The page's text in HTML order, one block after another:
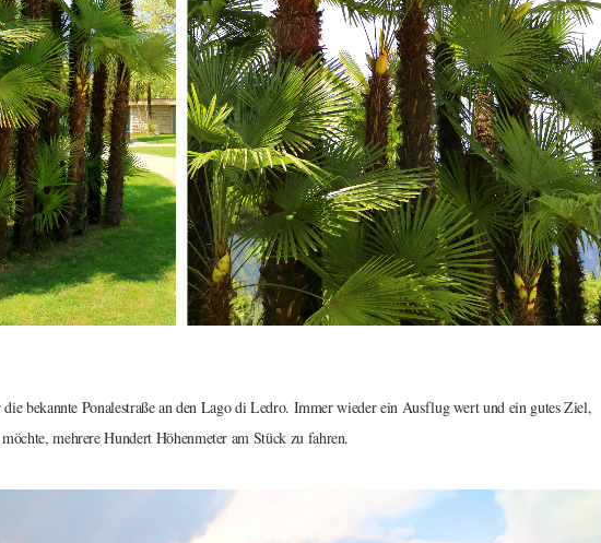
bekannte Ponalestraße an den Lago di Ledro. Immer wieder ein Ausflug wert und ein gutes Ziel,
mehrere Hundert Höhenmeter am Stück zu fahren.